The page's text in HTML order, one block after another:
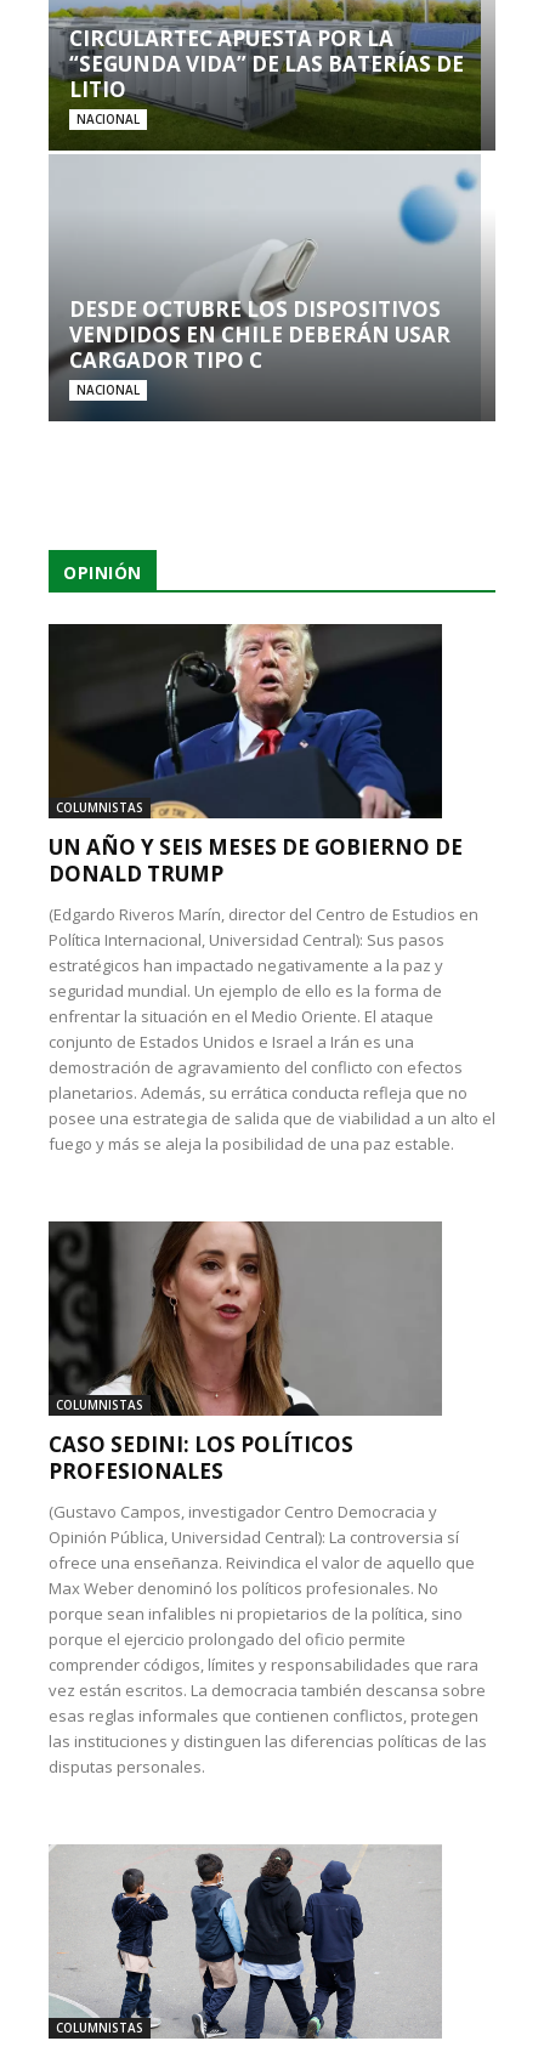
CIRCULARTEC APUESTA POR LA
“SEGUNDA VIDA” DE LAS BATERÍAS DE
LITIO
NACIONAL
DESDE OCTUBRE LOS DISPOSITIVOS
VENDIDOS EN CHILE DEBERÁN USAR
CARGADOR TIPO C
NACIONAL
OPINIÓN
COLUMNISTAS
UN AÑO Y SEIS MESES DE GOBIERNO DE
DONALD TRUMP
(Edgardo Riveros Marín, director del Centro de Estudios en
Política Internacional, Universidad Central): Sus pasos
estratégicos han impactado negativamente a la paz y
seguridad mundial. Un ejemplo de ello es la forma de
enfrentar la situación en el Medio Oriente. El ataque
conjunto de Estados Unidos e Israel a Irán es una
demostración de agravamiento del conflicto con efectos
planetarios. Además, su errática conducta refleja que no
posee una estrategia de salida que de viabilidad a un alto el
fuego y más se aleja la posibilidad de una paz estable.
COLUMNISTAS
CASO SEDINI: LOS POLÍTICOS
PROFESIONALES
(Gustavo Campos, investigador Centro Democracia y
Opinión Pública, Universidad Central): La controversia sí
ofrece una enseñanza. Reivindica el valor de aquello que
Max Weber denominó los políticos profesionales. No
porque sean infalibles ni propietarios de la política, sino
porque el ejercicio prolongado del oficio permite
comprender códigos, límites y responsabilidades que rara
vez están escritos. La democracia también descansa sobre
esas reglas informales que contienen conflictos, protegen
las instituciones y distinguen las diferencias políticas de las
disputas personales.
COLUMNISTAS